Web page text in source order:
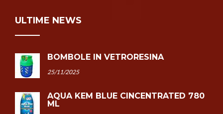
ULTIME NEWS
BOMBOLE IN VETRORESINA
25/11/2025
AQUA KEM BLUE CINCENTRATED 780
ML